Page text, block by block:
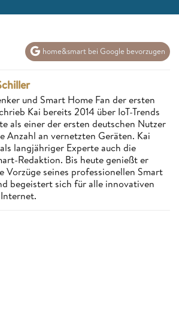
home&smart bei Google bevorzugen
und Smart Home Fan der ersten
Kai bereits 2014 über IoT-Trends
als einer der ersten deutschen Nutzer
Anzahl an vernetzten Geräten. Kai
langjähriger Experte auch die
Redaktion. Bis heute genießt er
Vorzüge seines professionellen Smart
begeistert sich für alle innovativen